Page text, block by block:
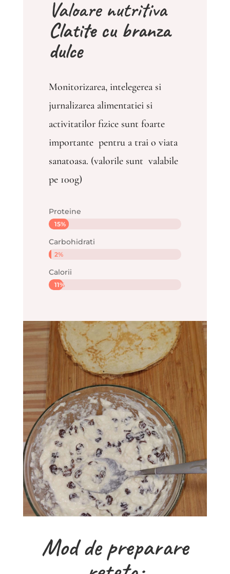
Valoare nutritiva
Clatite cu branza
dulce
Monitorizarea, intelegerea si
jurnalizarea alimentatiei si
activitatilor fizice sunt foarte
importante pentru a trai o viata
sanatoasa. (valorile sunt valabile
pe 100g)
Proteine
15%
15%
Carbohidrati
2%
2%
Calorii
11%
11%
Mod de preparare